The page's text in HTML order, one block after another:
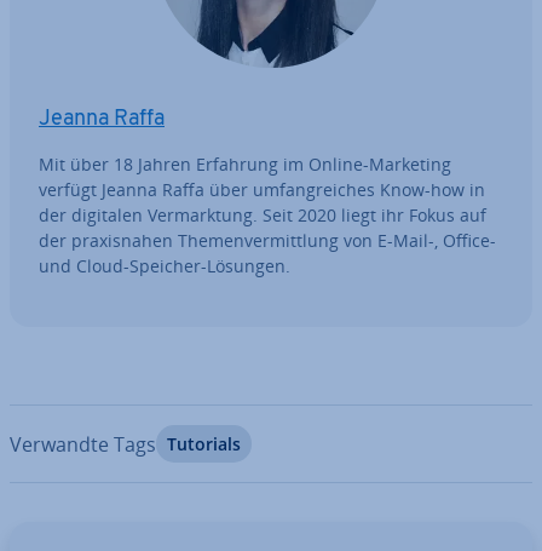
Jeanna Raffa
Mit über 18 Jahren Erfahrung im Online-Marketing
verfügt Jeanna Raffa über um­fang­rei­ches Know-how in
der digitalen Ver­mark­tung. Seit 2020 liegt ihr Fokus auf
der pra­xis­na­hen The­men­ver­mitt­lung von E-Mail-, Office-
und Cloud-Speicher-Lösungen.
Verwandte Tags Tutorials